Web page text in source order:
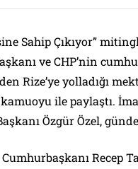
Sahip Çıkıyor”
ve CHP’nin
Rize’ye yolladığı
ile paylaştı.
Özgür Özel,
Recep